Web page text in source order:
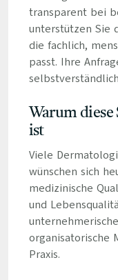
transparent bei
unterstützen Sie
die fachlich,
passt. Ihre
Warum
ist
Viele
wünschen sich
medizinische
und
organisatorische
Praxis.